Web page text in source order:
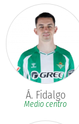
Á. Fidalgo
Medio centro